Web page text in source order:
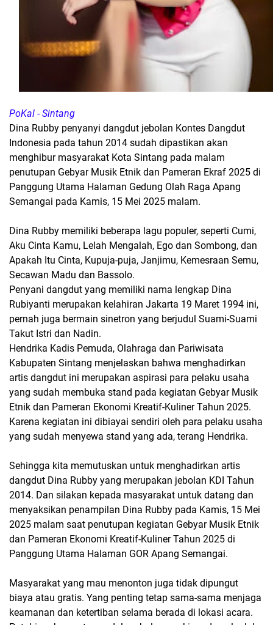
PoKal - Sintang
Dina Rubby penyanyi dangdut jebolan Kontes Dangdut
Indonesia pada tahun 2014 sudah dipastikan akan
menghibur masyarakat Kota Sintang pada malam
penutupan Gebyar Musik Etnik dan Pameran Ekraf 2025 di
Panggung Utama Halaman Gedung Olah Raga Apang
Semangai pada Kamis, 15 Mei 2025 malam.
Dina Rubby memiliki beberapa lagu populer, seperti Cumi,
Aku Cinta Kamu, Lelah Mengalah, Ego dan Sombong, dan
Apakah Itu Cinta, Kupuja-puja, Janjimu, Kemesraan Semu,
Secawan Madu dan Bassolo.
Penyani dangdut yang memiliki nama lengkap Dina
Rubiyanti merupakan kelahiran Jakarta 19 Maret 1994 ini,
pernah juga bermain sinetron yang berjudul Suami-Suami
Takut Istri dan Nadin.
Hendrika Kadis Pemuda, Olahraga dan Pariwisata
Kabupaten Sintang menjelaskan bahwa menghadirkan
artis dangdut ini merupakan aspirasi para pelaku usaha
yang sudah membuka stand pada kegiatan Gebyar Musik
Etnik dan Pameran Ekonomi Kreatif-Kuliner Tahun 2025.
Karena kegiatan ini dibiayai sendiri oleh para pelaku usaha
yang sudah menyewa stand yang ada, terang Hendrika.
Sehingga kita memutuskan untuk menghadirkan artis
dangdut Dina Rubby yang merupakan jebolan KDI Tahun
2014. Dan silakan kepada masyarakat untuk datang dan
menyaksikan penampilan Dina Rubby pada Kamis, 15 Mei
2025 malam saat penutupan kegiatan Gebyar Musik Etnik
dan Pameran Ekonomi Kreatif-Kuliner Tahun 2025 di
Panggung Utama Halaman GOR Apang Semangai.
Masyarakat yang mau menonton juga tidak dipungut
biaya atau gratis. Yang penting tetap sama-sama menjaga
keamanan dan ketertiban selama berada di lokasi acara.